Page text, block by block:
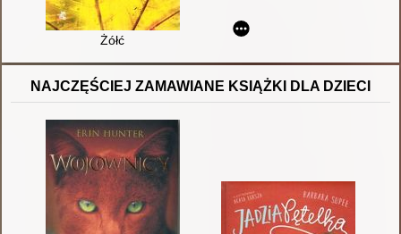
Żółć
NAJCZĘŚCIEJ ZAMAWIANE KSIĄŻKI DLA DZIECI